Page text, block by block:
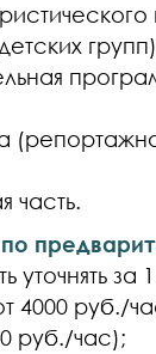
часть.
за
4000 руб./
руб./час);